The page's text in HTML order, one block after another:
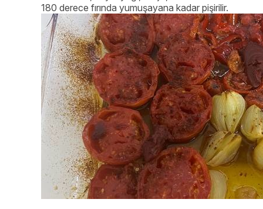
180 derece fırında yumuşayana kadar pişirilir.